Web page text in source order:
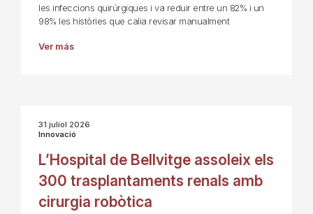
les infeccions quirúrgiques i va reduir entre un 82% i un
98% les històries que calia revisar manualment
Ver más
31 juliol 2026
Innovació
L’Hospital de Bellvitge assoleix els
300 trasplantaments renals amb
cirurgia robòtica